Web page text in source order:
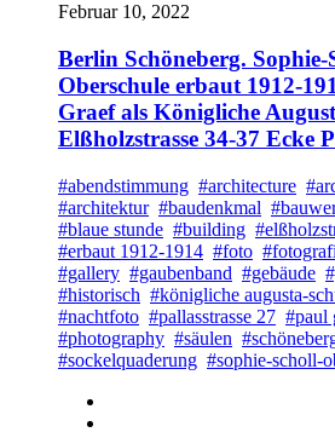
Februar 10, 2022
Berlin Schöneberg. Sophie-
Oberschule erbaut 1912-
Graef als Königliche
Elßholzstrasse 34-37 Ecke
#abendstimmung #architecture
#architektur #baudenkmal
#blaue stunde #building
#erbaut 1912-1914 #foto
#gallery #gaubenband #gebäude
#historisch #königliche augusta-
#nachtfoto #pallasstrasse 27 #paul
#photography #säulen
#sockelquaderung #sophie-scholl-